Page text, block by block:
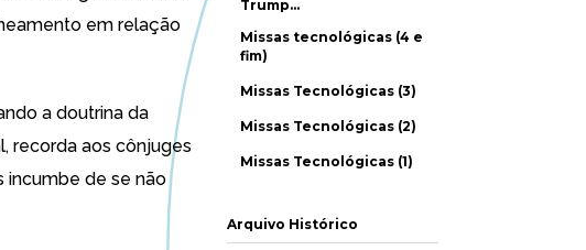
em relação
a doutrina da
recorda aos cônjuges
incumbe de se não
Trump…
Missas tecnológicas (4 e
fim)
Missas Tecnológicas (3)
Missas Tecnológicas (2)
Missas Tecnológicas (1)
Arquivo Histórico